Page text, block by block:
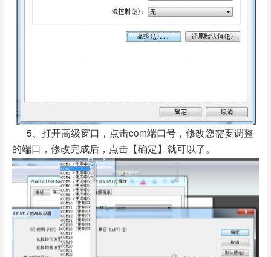
5、打开高级窗口，点击com端口号，修改您需要调整
的端口，修改完成后，点击【确定】就可以了。